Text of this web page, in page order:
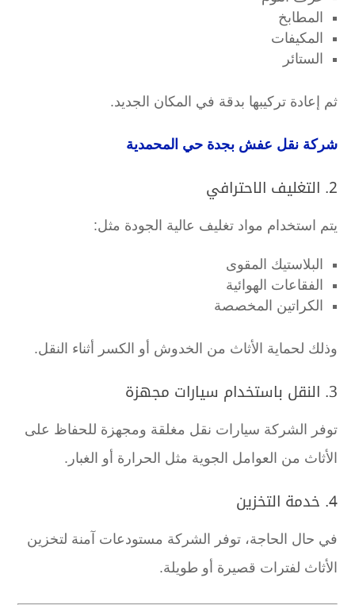
المطابخ
المكيفات
الستائر
ثم إعادة تركيبها بدقة في المكان الجديد.
شركة نقل عفش بجدة حي المحمدية
2. التغليف الاحترافي
يتم استخدام مواد تغليف عالية الجودة مثل:
البلاستيك المقوى
الفقاعات الهوائية
الكراتين المخصصة
وذلك لحماية الأثاث من الخدوش أو الكسر أثناء النقل.
3. النقل باستخدام سيارات مجهزة
توفر الشركة سيارات نقل مغلقة ومجهزة للحفاظ على
الأثاث من العوامل الجوية مثل الحرارة أو الغبار.
4. خدمة التخزين
في حال الحاجة، توفر الشركة مستودعات آمنة لتخزين
الأثاث لفترات قصيرة أو طويلة.